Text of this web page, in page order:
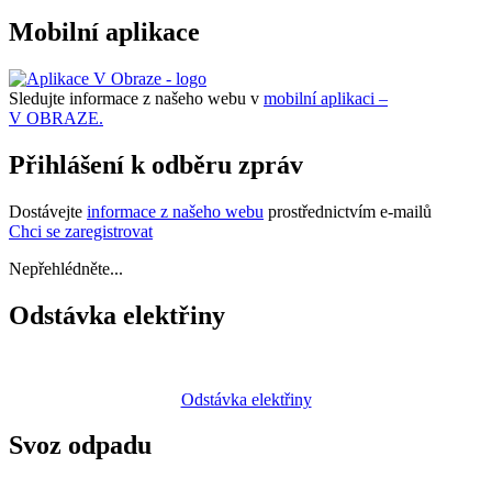
Mobilní aplikace
Sledujte informace z našeho webu v mobilní aplikaci –
V OBRAZE.
Přihlášení k odběru zpráv
Dostávejte informace z našeho webu prostřednictvím e-mailů
Chci se zaregistrovat
Nepřehlédněte...
Odstávka elektřiny
Odstávka elektřiny
Svoz odpadu